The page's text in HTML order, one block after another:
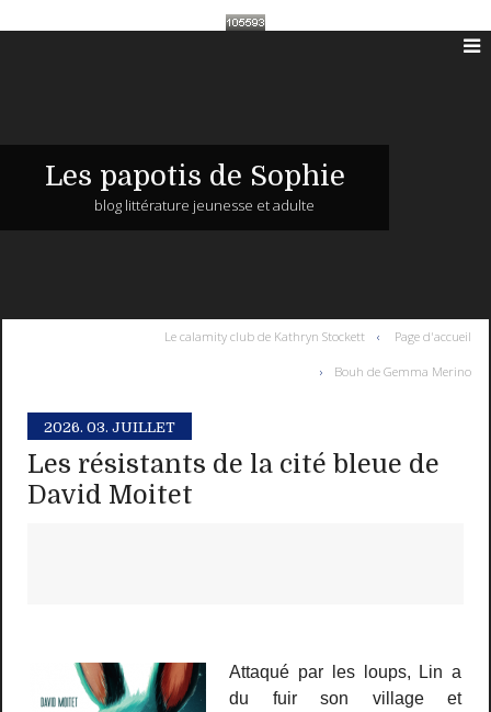
Les papotis de Sophie
blog littérature jeunesse et adulte
Le calamity club de Kathryn Stockett Page d'accueil
Bouh de Gemma Merino
2026. 03. JUILLET
Les résistants de la cité bleue de
David Moitet
Attaqué par les loups, Lin a
du fuir son village et